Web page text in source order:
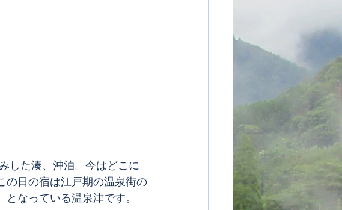
の日の宿は江戸期の温泉街の
なっている温泉津です。